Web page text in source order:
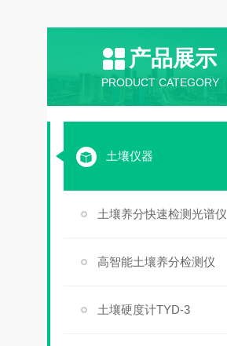
产品展示
PRODUCT CATEGORY
土壤仪器
土壤养分快速检测光谱仪
高智能土壤养分检测仪
土壤硬度计TYD-3